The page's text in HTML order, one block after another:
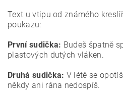
Text u vtipu od známého
poukazu:
První sudička: Budeš špatně
plastových dutých vláken.
Druhá sudička: V létě se
někdy ani rána nedospíš.